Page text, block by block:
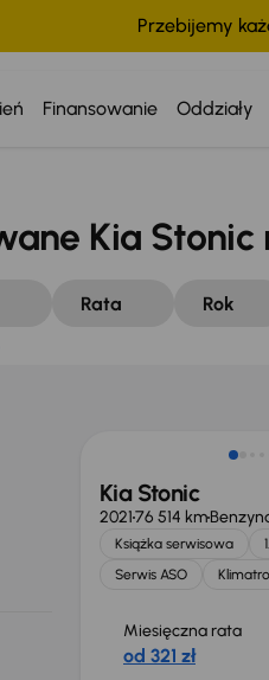
Przebijemy
Finansowanie Oddziały
Kia Stonic
Rata Rok
Kia Stonic
202176 514 km
Książka serwisowa
Serwis ASO
Miesięczna rata
od 321 zł